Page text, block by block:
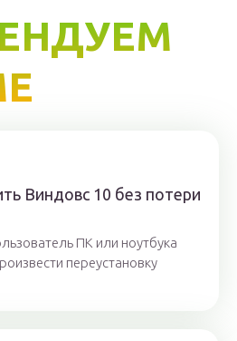
Виндовс 10 без потери
ПК или ноутбука
переустановку